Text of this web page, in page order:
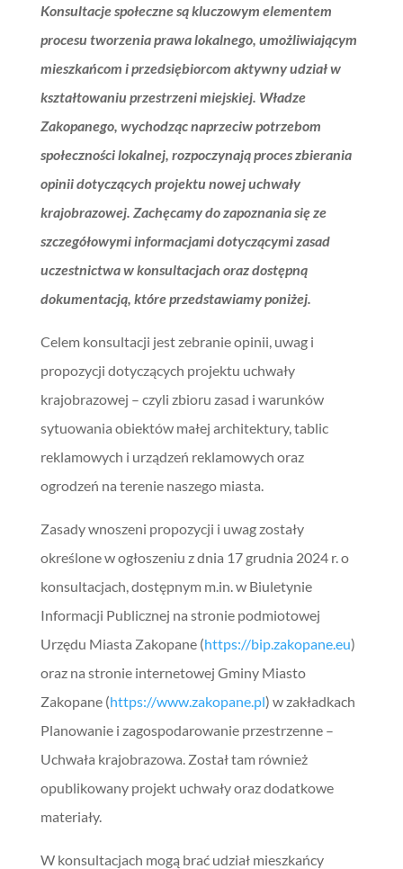
Konsultacje społeczne są kluczowym elementem
procesu tworzenia prawa lokalnego, umożliwiającym
mieszkańcom i przedsiębiorcom aktywny udział w
kształtowaniu przestrzeni miejskiej. Władze
Zakopanego, wychodząc naprzeciw potrzebom
społeczności lokalnej, rozpoczynają proces zbierania
opinii dotyczących projektu nowej uchwały
krajobrazowej. Zachęcamy do zapoznania się ze
szczegółowymi informacjami dotyczącymi zasad
uczestnictwa w konsultacjach oraz dostępną
dokumentacją, które przedstawiamy poniżej.
Celem konsultacji jest zebranie opinii, uwag i
propozycji dotyczących projektu uchwały
krajobrazowej – czyli zbioru zasad i warunków
sytuowania obiektów małej architektury, tablic
reklamowych i urządzeń reklamowych oraz
ogrodzeń na terenie naszego miasta.
Zasady wnoszeni propozycji i uwag zostały
określone w ogłoszeniu z dnia 17 grudnia 2024 r. o
konsultacjach, dostępnym m.in. w Biuletynie
Informacji Publicznej na stronie podmiotowej
Urzędu Miasta Zakopane (https://bip.zakopane.eu)
oraz na stronie internetowej Gminy Miasto
Zakopane (https://www.zakopane.pl) w zakładkach
Planowanie i zagospodarowanie przestrzenne –
Uchwała krajobrazowa. Został tam również
opublikowany projekt uchwały oraz dodatkowe
materiały.
W konsultacjach mogą brać udział mieszkańcy